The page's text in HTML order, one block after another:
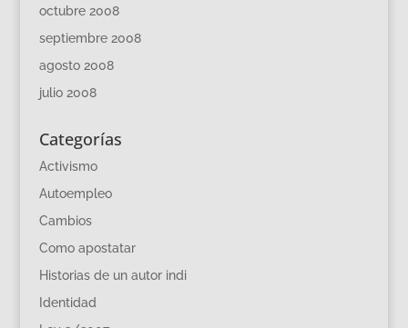
octubre 2008
septiembre 2008
agosto 2008
julio 2008
Categorías
Activismo
Autoempleo
Cambios
Como apostatar
Historias de un autor indi
Identidad